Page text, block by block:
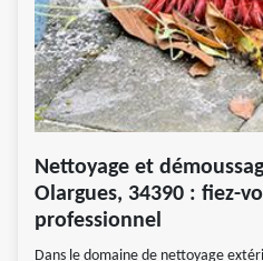
Nettoyage et
Olargues, 34390 : fiez-
professionnel
Dans le domaine de nettoyage